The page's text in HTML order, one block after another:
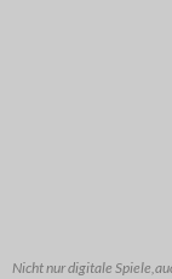
Nicht nur digitale